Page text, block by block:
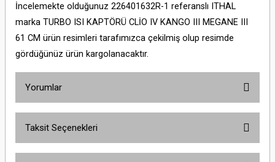
İncelemekte olduğunuz 226401632R-1 referanslı ITHAL
marka TURBO ISI KAPTÖRÜ CLİO IV KANGO III MEGANE III
61 CM ürün resimleri tarafımızca çekilmiş olup resimde
gördüğünüz ürün kargolanacaktır.
Yorumlar
Taksit Seçenekleri